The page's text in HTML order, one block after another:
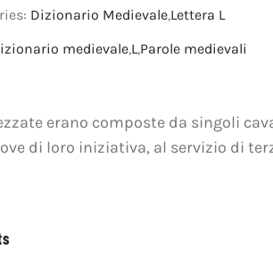
Dizionario Medievale,Lettera L
medievale,L ,Parole medievali
erano composte da singoli
di loro iniziativa, al servizio di